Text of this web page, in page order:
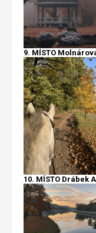
9. MÍSTO
10. MÍSTO Drábek